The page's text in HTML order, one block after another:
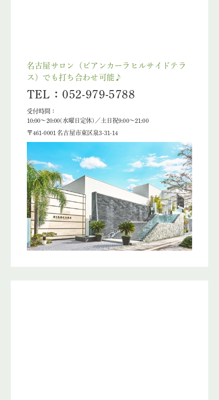
名古屋サロン（ビアンカーラヒルサイドテラ
ス）でも打ち合わせ可能♪
TEL：052-979-5788
受付時間：
10:00～20:00(水曜日定休)／土日祝9:00～21:00
〒461-0001 名古屋市東区泉3-31-14